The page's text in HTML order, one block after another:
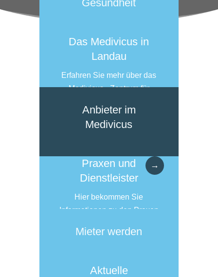
Gesundheit
Das Medivicus in
Landau
Erfahren Sie mehr über das
Medivicus - Zentrum für
Anbieter im
Medivicus
Praxen und
Dienstleister
Hier bekommen Sie
Informationen zu den Praxen
Dienstleistern im Medivicus
Mieter werden
→
Aktuelle